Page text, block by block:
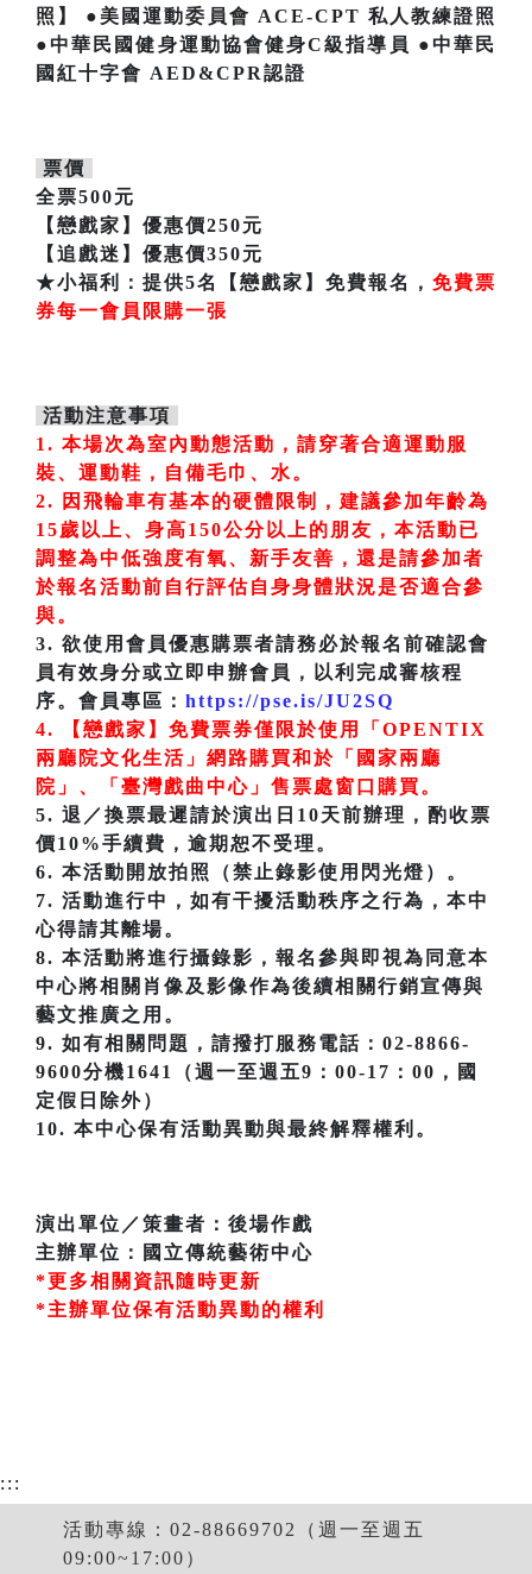
照】 ●美國運動委員會 ACE-CPT 私人教練證照
●中華民國健身運動協會健身C級指導員 ●中華民
國紅十字會 AED&CPR認證
票價
全票500元
【戀戲家】優惠價250元
【追戲迷】優惠價350元
★小福利：提供5名【戀戲家】免費報名， 免費票
券每一會員限購一張
活動注意事項
1. 本場次為室內動態活動，請穿著合適運動服
裝、運動鞋，自備毛巾、水。
2. 因飛輪車有基本的硬體限制，建議參加年齡為
15歲以上、身高150公分以上的朋友，本活動已
調整為中低強度有氧、新手友善，還是請參加者
於報名活動前自行評估自身身體狀況是否適合參
與。
3. 欲使用會員優惠購票者請務必於報名前確認會
員有效身分或立即申辦會員，以利完成審核程
序。會員專區： https://pse.is/JU2SQ
4. 【戀戲家】免費票券僅限於使用「OPENTIX
兩廳院文化生活」網路購買和於「國家兩廳
院」、「臺灣戲曲中心」售票處窗口購買。
5. 退／換票最遲請於演出日10天前辦理，酌收票
價10%手續費，逾期恕不受理。
6. 本活動開放拍照（禁止錄影使用閃光燈）。
7. 活動進行中，如有干擾活動秩序之行為，本中
心得請其離場。
8. 本活動將進行攝錄影，報名參與即視為同意本
中心將相關肖像及影像作為後續相關行銷宣傳與
藝文推廣之用。
9. 如有相關問題，請撥打服務電話：02-8866-
9600分機1641（週一至週五9：00-17：00，國
定假日除外）
10. 本中心保有活動異動與最終解釋權利。
演出單位／策畫者：後場作戲
主辦單位：國立傳統藝術中心
*更多相關資訊隨時更新
*主辦單位保有活動異動的權利
:::
活動專線：02-88669702（週一至週五
09:00~17:00）